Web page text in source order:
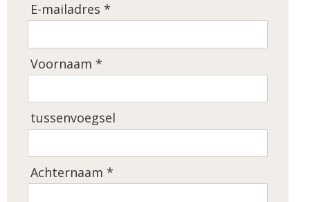
E-mailadres *
Voornaam *
tussenvoegsel
Achternaam *